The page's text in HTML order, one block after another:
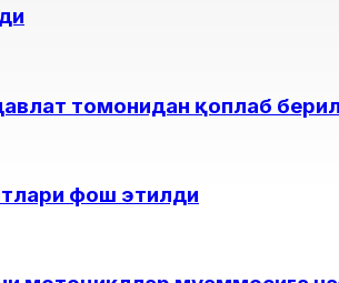
томонидан қоплаб
фош этилди